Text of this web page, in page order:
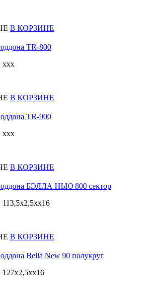
В КОРЗИНЕ
TR-800
xxx
В КОРЗИНЕ
TR-900
xxx
В КОРЗИНЕ
БЭЛЛА НЬЮ 800 сектор
В КОРЗИНЕ
Bella New 90 полукруг